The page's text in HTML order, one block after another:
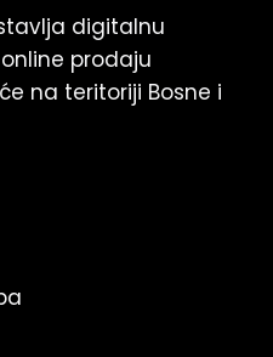
digitalnu
prodaju
na teritoriji Bosne i